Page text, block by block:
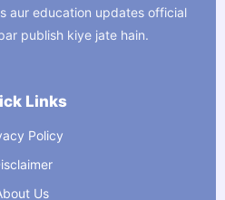
aur education updates official
publish kiye jate hain.
Links
Policy
Us